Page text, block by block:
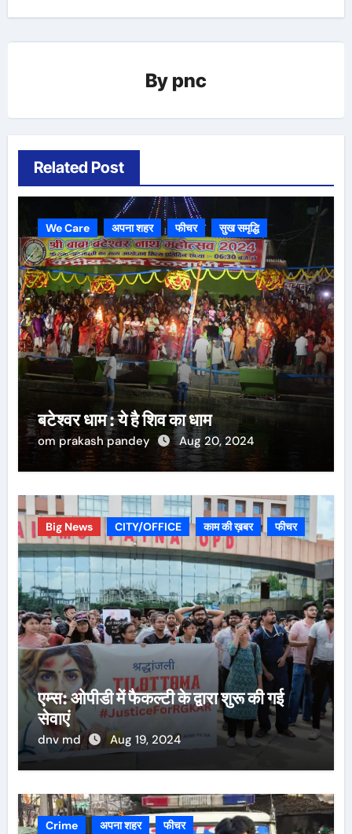
By pnc
Related Post
We Care अपना शहर फीचर सुख समृद्धि
बटेश्वर धाम : ये है शिव का धाम
om prakash pandey Aug 20, 2024
Big News CITY/OFFICE काम की ख़बर फीचर
एम्स: ओपीडी में फैकल्टी के द्वारा शुरू की गई
सेवाएं
dnv md Aug 19, 2024
Crime अपना शहर फीचर